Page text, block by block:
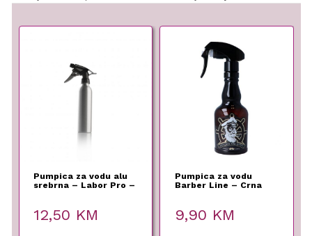
Pumpica za vodu alu
srebrna – Labor Pro –
12,50 KM
Pumpica za vodu
Barber Line – Crna
9,90 KM